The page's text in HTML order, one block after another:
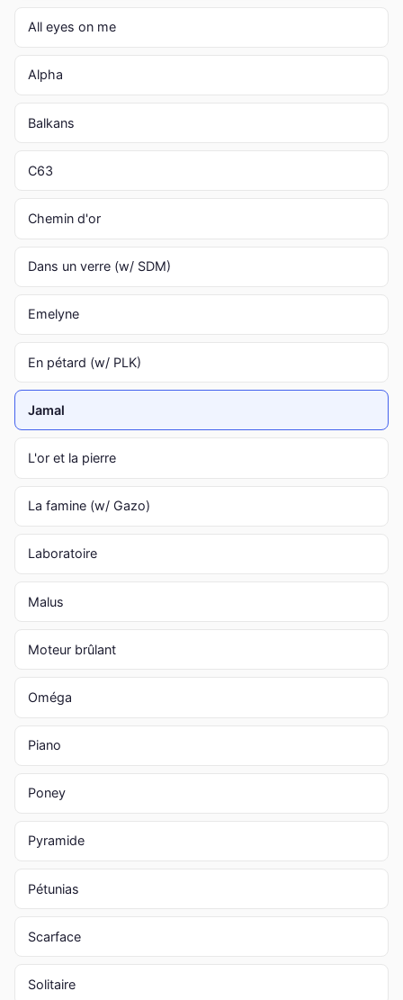
All eyes on me
Alpha
Balkans
C63
Chemin d'or
Dans un verre (w/ SDM)
Emelyne
En pétard (w/ PLK)
Jamal
L'or et la pierre
La famine (w/ Gazo)
Laboratoire
Malus
Moteur brûlant
Oméga
Piano
Poney
Pyramide
Pétunias
Scarface
Solitaire